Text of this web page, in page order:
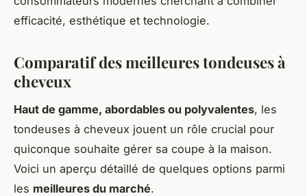
efficacité, esthétique et technologie.
Comparatif des meilleures tondeuses à
cheveux
Haut de gamme, abordables ou polyvalentes, les
tondeuses à cheveux jouent un rôle crucial pour
quiconque souhaite gérer sa coupe à la maison.
Voici un aperçu détaillé de quelques options parmi
les meilleures du marché.